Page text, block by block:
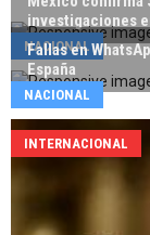
investigaciones
NACIONAL
Fallas en
España
NACIONAL
INTERNACIONAL